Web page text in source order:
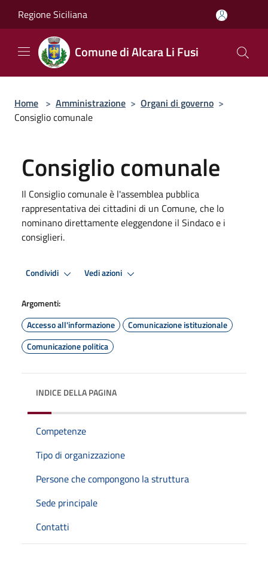
Regione Siciliana
Comune di Alcara Li Fusi
Home > Amministrazione > Organi di governo >
Consiglio comunale
Consiglio comunale
Il Consiglio comunale è l'assemblea pubblica
rappresentativa dei cittadini di un Comune, che lo
nominano direttamente eleggendone il Sindaco e i
consiglieri.
Condividi Vedi azioni
Argomenti:
Accesso all'informazione
Comunicazione istituzionale
Comunicazione politica
INDICE DELLA PAGINA
Competenze
Tipo di organizzazione
Persone che compongono la struttura
Sede principale
Contatti